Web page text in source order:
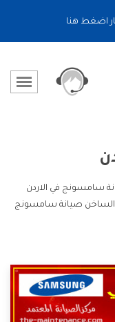
اضغط هنا
سامسونج في الاردن
الساخن صيانة سامسونج